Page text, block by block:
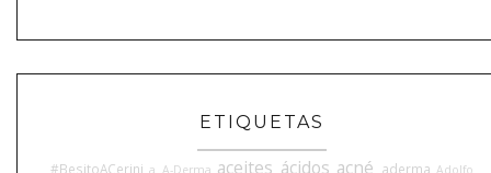
ETIQUETAS
#BesitoACerini aceites ácidos acné aderma